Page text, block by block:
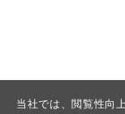
当社では、閲覧性向